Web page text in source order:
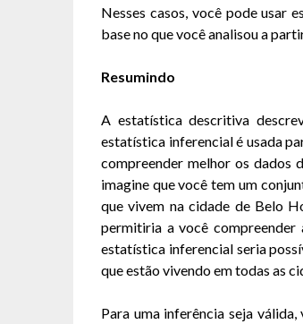
Nesses casos, você pode usar
base no que você analisou a
Resumindo
A estatística descritiva
estatística inferencial é usada
compreender melhor os dados
imagine que você tem um
que vivem na cidade de Belo
permitiria a você compreender
estatística inferencial seria
que estão vivendo em todas as
Para uma inferência seja